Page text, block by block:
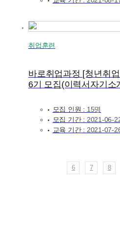
취업훈련
바로취업과정 [청년취
6기 모집(이력서자기소
모집 인원 : 15명
모집 기간 : 2021-06-
교육 기간 : 2021-07-
6 7 8